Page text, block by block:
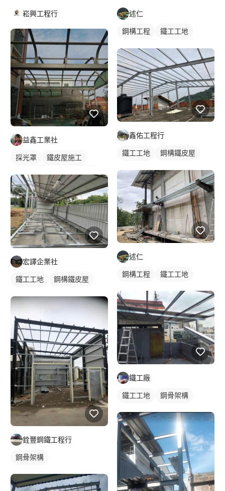
崧興工程行
益鑫工業社
採光罩
鐵皮屋施工
鋁採光罩
宏譯企業社
鐵工工地
鋼構鐵皮屋
銓豐鋼鐵工程行
鋼骨架構
述仁
鋼構工程
鐵工工地
鑫佑工程行
鐵工工地
鋼構鐵皮屋
述仁
鋼構工程 鐵工工地
鐵工廠
鐵工工地 鋼骨架構